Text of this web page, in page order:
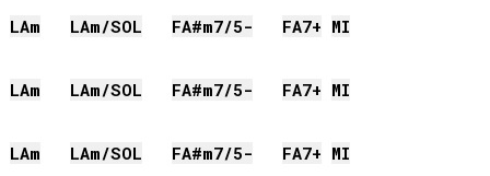
LAm LAm/SOL FA#m7/5- FA7+ MI
LAm LAm/SOL FA#m7/5- FA7+ MI
LAm LAm/SOL FA#m7/5- FA7+ MI